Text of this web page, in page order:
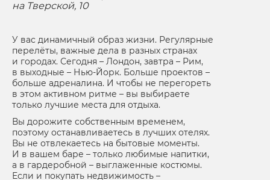
на Тверской, 10
У вас динамичный образ жизни. Регулярные
перелёты, важные дела в разных странах
и городах. Сегодня – Лондон, завтра – Рим,
в выходные – Нью-Йорк. Больше проектов –
больше адреналина. И чтобы не перегореть
в этом активном ритме – вы выбираете
только лучшие места для отдыха.
Вы дорожите собственным временем,
поэтому останавливаетесь в лучших отелях.
Вы не отвлекаетесь на бытовые моменты.
И в вашем баре – только любимые напитки,
а в гардеробной – выглаженные костюмы.
Если и покупать недвижимость –